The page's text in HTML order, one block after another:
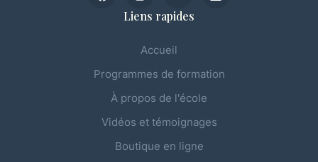
Liens rapides
Accueil
Programmes de formation
À propos de l'école
Vidéos et témoignages
Boutique en ligne